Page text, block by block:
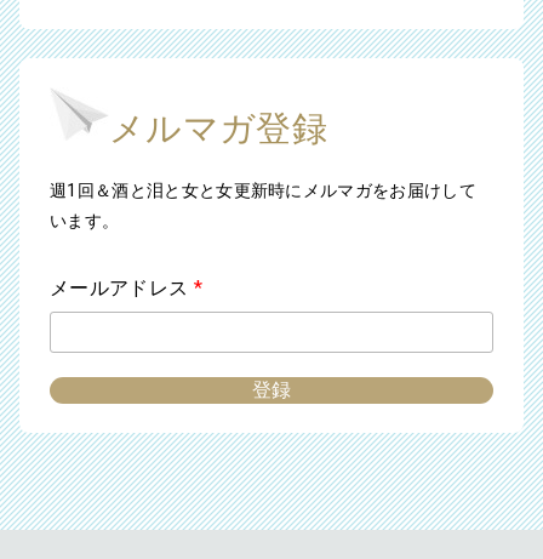
メルマガ登録
週1回＆酒と泪と女と女更新時にメルマガをお届けして
います。
メールアドレス *